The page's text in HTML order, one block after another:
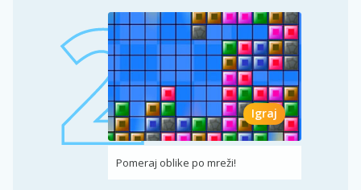
Igraj
Pomeraj oblike po mreži!